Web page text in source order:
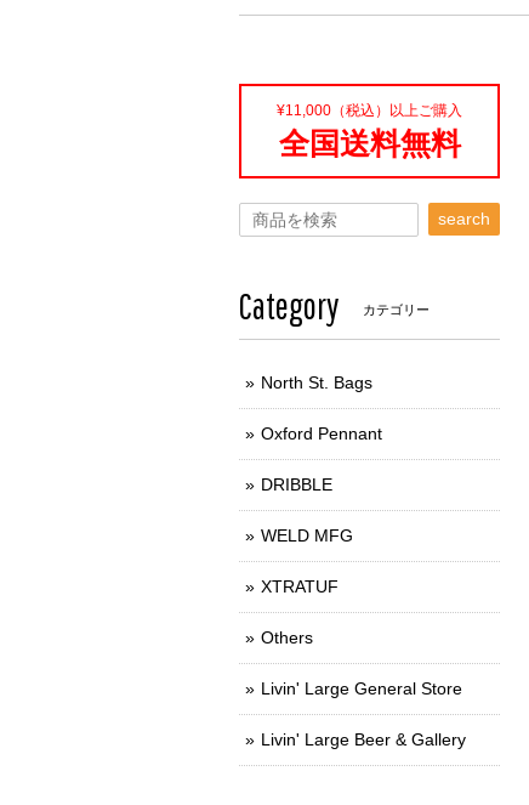
¥11,000（税込）以上ご購入
全国送料無料
search
Category カテゴリー
North St. Bags
Oxford Pennant
DRIBBLE
WELD MFG
XTRATUF
Others
Livin' Large General Store
Livin' Large Beer & Gallery